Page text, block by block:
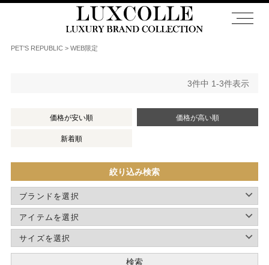
PET'S REPUBLIC WEB限定
価格が安い順 価格が高い順
新着順
3件中 1-3件表示
絞り込み検索
検索